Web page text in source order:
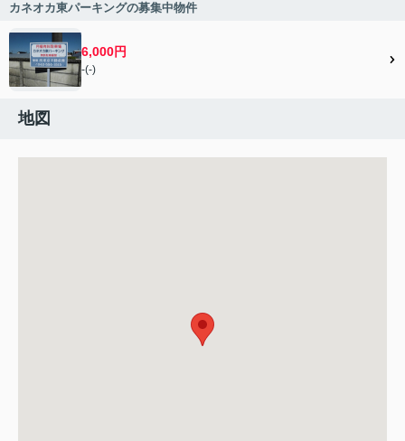
カネオカ東パーキングの募集中物件
6,000円
-(-)
地図